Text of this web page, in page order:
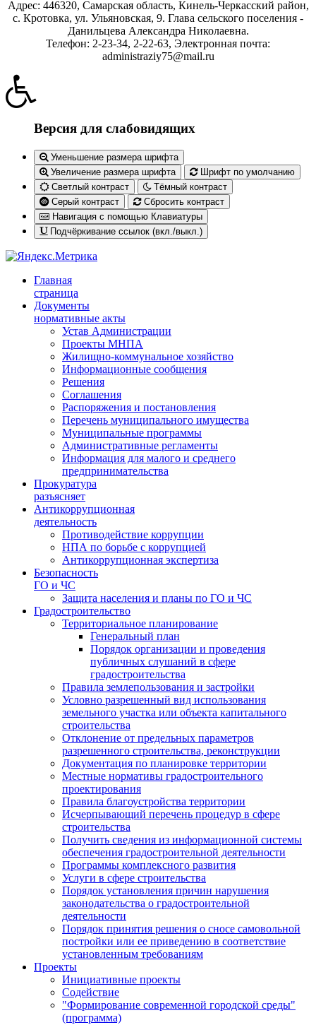
Адрес: 446320, Самарская область, Кинель-Черкасский район,
с. Кротовка, ул. Ульяновская, 9. Глава сельского поселения -
Данильцева Александра Николаевна.
Телефон: 2-23-34, 2-22-63, Электронная почта:
administraziy75@mail.ru
Версия для слабовидящих
Уменьшение размера шрифта
Увеличение размера шрифта
Шрифт по умолчанию
Светлый контраст
Тёмный контраст
Серый контраст
Сбросить контраст
Навигация с помощью Клавиатуры
Подчёркивание ссылок (вкл./выкл.)
Главная
страница
Документы
нормативные акты
Устав Администрации
Проекты МНПА
Жилищно-коммунальное хозяйство
Информационные сообщения
Решения
Соглашения
Распоряжения и постановления
Перечень муниципального имущества
Муниципальные программы
Административные регламенты
Информация для малого и среднего
предпринимательства
Прокуратура
разъясняет
Антикоррупционная
деятельность
Противодействие коррупции
НПА по борьбе с коррупцией
Антикоррупционная экспертиза
Безопасность
ГО и ЧС
Защита населения и планы по ГО и ЧС
Градостроительство
Территориальное планирование
Генеральный план
Порядок организации и проведения
публичных слушаний в сфере
градостроительства
Правила землепользования и застройки
Условно разрешенный вид использования
земельного участка или объекта капитального
строительства
Отклонение от предельных параметров
разрешенного строительства, реконструкции
Документация по планировке территории
Местные нормативы градостроительного
проектирования
Правила благоустройства территории
Исчерпывающий перечень процедур в сфере
строительства
Получить сведения из информационной системы
обеспечения градостроительной деятельности
Программы комплексного развития
Услуги в сфере строительства
Порядок установления причин нарушения
законодательства о градостроительной
деятельности
Порядок принятия решения о сносе самовольной
постройки или ее приведению в соответствие
установленным требованиям
Проекты
Инициативные проекты
Содействие
"Формирование современной городской среды"
(программа)